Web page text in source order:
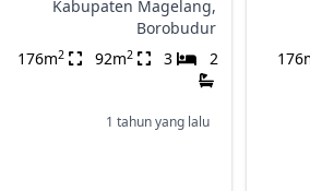
Kabupaten Magelang,
Borobudur
176m2 92m2 3 2
1 tahun yang lalu